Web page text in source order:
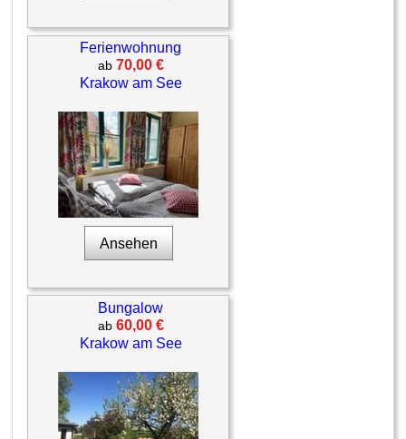
Ferienwohnung
ab 70,00 €
Krakow am See
Ansehen
Bungalow
ab 60,00 €
Krakow am See